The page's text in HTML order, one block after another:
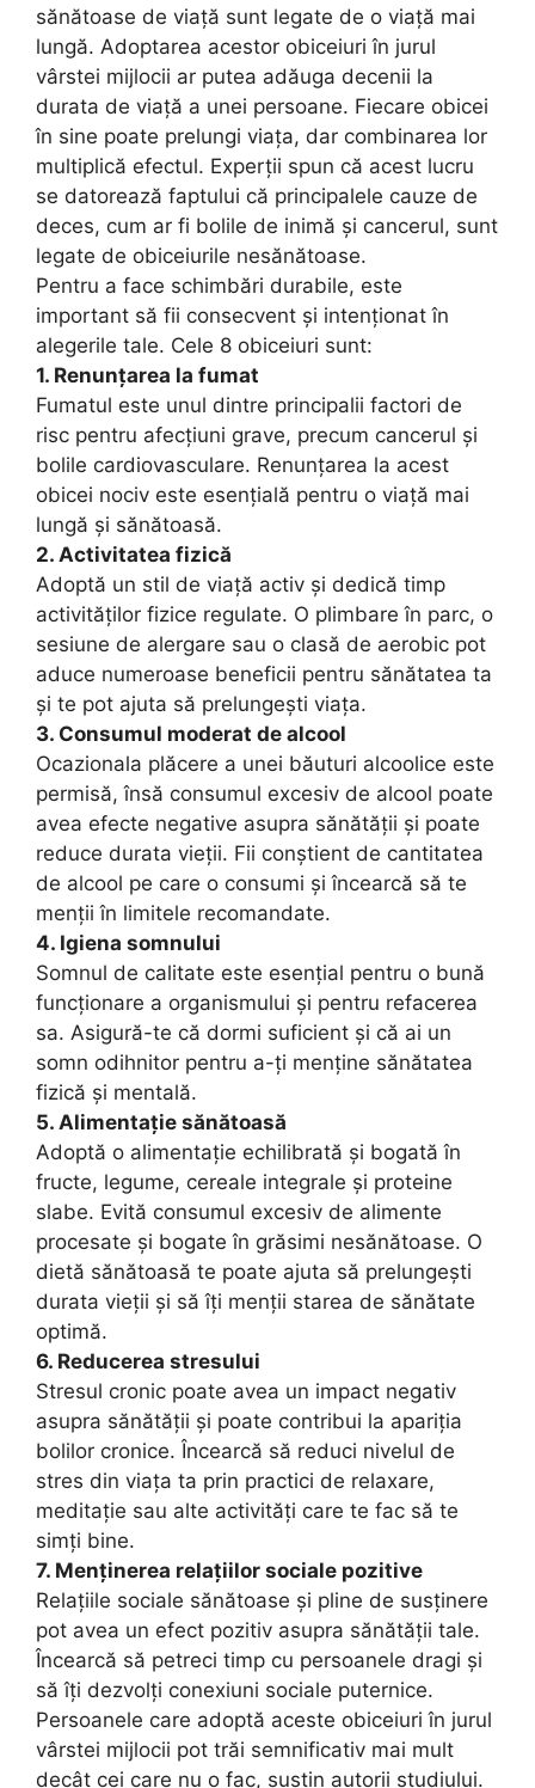
sănătoase de viață sunt legate de o viață mai
lungă. Adoptarea acestor obiceiuri în jurul
vârstei mijlocii ar putea adăuga decenii la
durata de viață a unei persoane. Fiecare obicei
în sine poate prelungi viața, dar combinarea lor
multiplică efectul. Experții spun că acest lucru
se datorează faptului că principalele cauze de
deces, cum ar fi bolile de inimă și cancerul, sunt
legate de obiceiurile nesănătoase.
Pentru a face schimbări durabile, este
important să fii consecvent și intenționat în
alegerile tale. Cele 8 obiceiuri sunt:
1. Renunțarea la fumat
Fumatul este unul dintre principalii factori de
risc pentru afecțiuni grave, precum cancerul și
bolile cardiovasculare. Renunțarea la acest
obicei nociv este esențială pentru o viață mai
lungă și sănătoasă.
2. Activitatea fizică
Adoptă un stil de viață activ și dedică timp
activităților fizice regulate. O plimbare în parc, o
sesiune de alergare sau o clasă de aerobic pot
aduce numeroase beneficii pentru sănătatea ta
și te pot ajuta să prelungești viața.
3. Consumul moderat de alcool
Ocazionala plăcere a unei băuturi alcoolice este
permisă, însă consumul excesiv de alcool poate
avea efecte negative asupra sănătății și poate
reduce durata vieții. Fii conștient de cantitatea
de alcool pe care o consumi și încearcă să te
menții în limitele recomandate.
4. Igiena somnului
Somnul de calitate este esențial pentru o bună
funcționare a organismului și pentru refacerea
sa. Asigură-te că dormi suficient și că ai un
somn odihnitor pentru a-ți menține sănătatea
fizică și mentală.
5. Alimentație sănătoasă
Adoptă o alimentație echilibrată și bogată în
fructe, legume, cereale integrale și proteine
slabe. Evită consumul excesiv de alimente
procesate și bogate în grăsimi nesănătoase. O
dietă sănătoasă te poate ajuta să prelungești
durata vieții și să îți menții starea de sănătate
optimă.
6. Reducerea stresului
Stresul cronic poate avea un impact negativ
asupra sănătății și poate contribui la apariția
bolilor cronice. Încearcă să reduci nivelul de
stres din viața ta prin practici de relaxare,
meditație sau alte activități care te fac să te
simți bine.
7. Menținerea relațiilor sociale pozitive
Relațiile sociale sănătoase și pline de susținere
pot avea un efect pozitiv asupra sănătății tale.
Încearcă să petreci timp cu persoanele dragi și
să îți dezvolți conexiuni sociale puternice.
Persoanele care adoptă aceste obiceiuri în jurul
vârstei mijlocii pot trăi semnificativ mai mult
decât cei care nu o fac, susțin autorii studiului.